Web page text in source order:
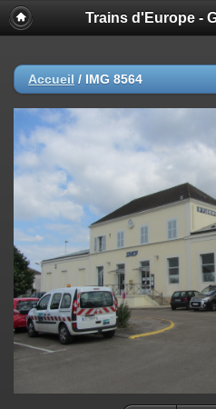
Trains d'Europe -
Accueil / IMG 8564